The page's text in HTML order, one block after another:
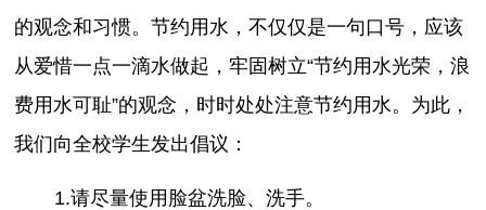
的观念和习惯。节约用水，不仅仅是一句口号，应该
从爱惜一点一滴水做起，牢固树立“节约用水光荣，浪
费用水可耻”的观念，时时处处注意节约用水。为此，
我们向全校学生发出倡议：
1.请尽量使用脸盆洗脸、洗手。